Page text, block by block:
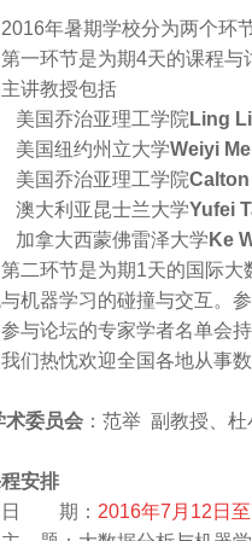
年暑期学校分为两个环节
一环节是为期4天的课程与
讲教授包括
美国乔治亚理工学院 Ling
美国纽约州立大学Weiyi
美国乔治亚理工学院Calton
澳大利亚昆士兰大学Yufei
加拿大西蒙佛雷泽大学 Ke
二环节是为期1天的国际大
机器学习的碰撞与交互。
参与论坛的专家学者名单会持
们热忱欢迎全国各地从事数
术委员会 ：范举 副教授、
安排
日 期： 2016年7 月 12 日至